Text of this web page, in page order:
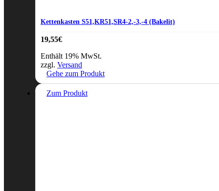
Kettenkasten S51,KR51,SR4-2,-3,-4 (Bakelit)
19,55€
Enthält 19% MwSt.
zzgl. Versand
Gehe zum Produkt
Zum Produkt